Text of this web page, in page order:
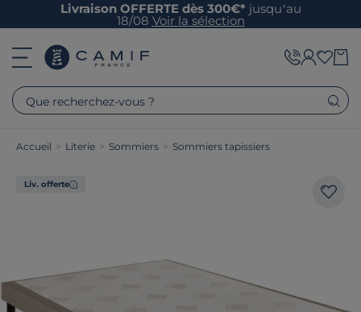
Livraison OFFERTE dès 300€* jusqu’au
18/08 Voir la sélection
Que recherchez-vous ?
Accueil > Literie > Sommiers > Sommiers tapissiers
Liv. offerte